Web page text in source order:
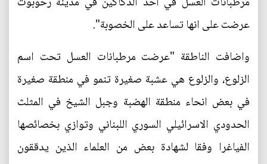
عرضت على انها تساعد على الخصوبة".
واضافت الناطقة "عرضت مرطبانات العسل تحت اسم
الزلوع، والزلوع هي عشبة صغيرة تنمو في منطقة صغيرة
في بعض انحاء منطقة الهضبة وجبل الشيخ في المثلث
الحدودي الاسرائيلي السوري اللبناني وتوازي بخصائصها
الفياغرا وفقا لشهادة بعض من العلماء الذين يدققون